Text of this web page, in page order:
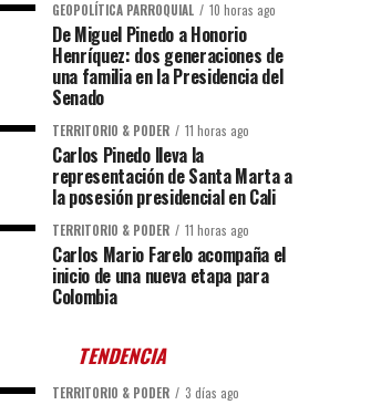
GEOPOLÍTICA PARROQUIAL 10 horas ago
De Miguel Pinedo a Honorio
Henríquez: dos generaciones de
una familia en la Presidencia del
Senado
TERRITORIO & PODER 11 horas ago
Carlos Pinedo lleva la
representación de Santa Marta a
la posesión presidencial en Cali
TERRITORIO & PODER 11 horas ago
Carlos Mario Farelo acompaña el
inicio de una nueva etapa para
Colombia
TENDENCIA
TERRITORIO & PODER 3 días ago